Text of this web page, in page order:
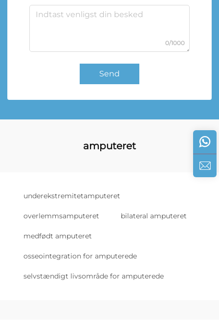
0/1000
Send
amputeret
underekstremitetamputeret
overlemmsamputeret bilateral amputeret
medfødt amputeret
osseointegration for amputerede
selvstændigt livsområde for amputerede